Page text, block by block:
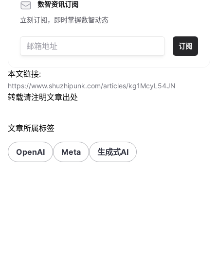
数智资讯订阅
立刻订阅，即时掌握数智动态
订阅
本文链接:
https://www.shuzhipunk.com/articles/kg1McyL54JN
转载请注明文章出处
文章所属标签
OpenAI Meta 生成式AI